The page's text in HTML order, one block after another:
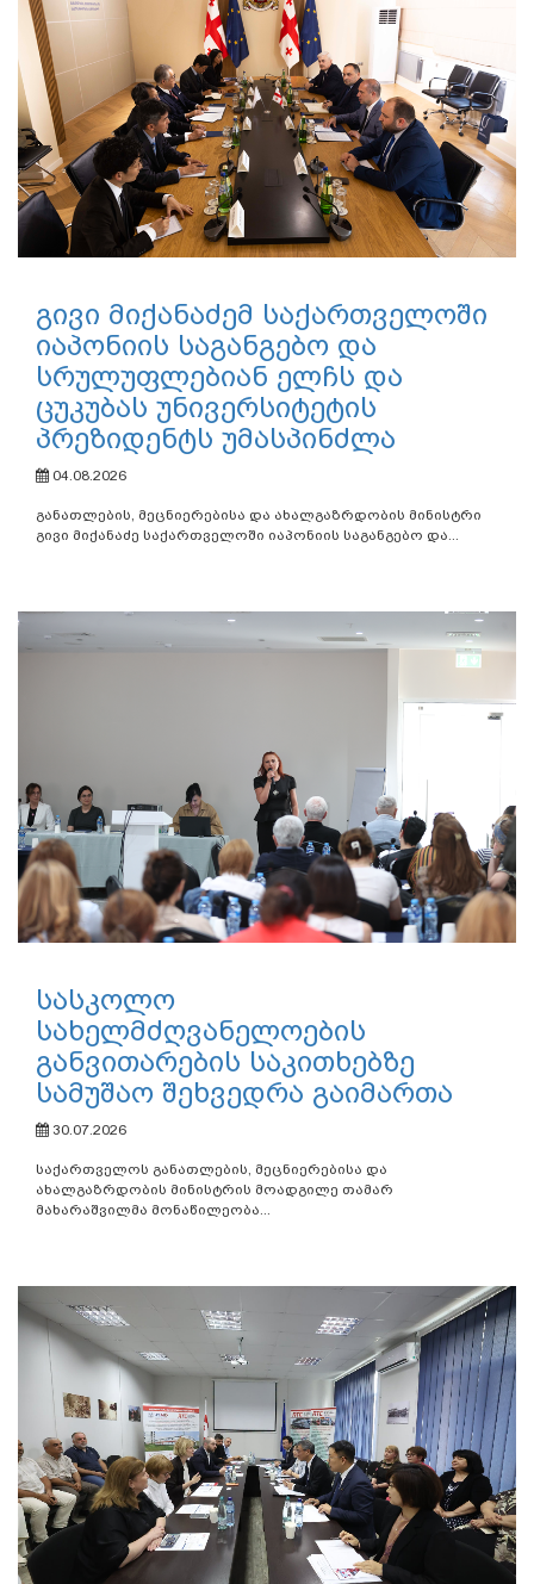
გივი მიქანაძემ საქართველოში
იაპონიის საგანგებო და
სრულუფლებიან ელჩს და
ცუკუბას უნივერსიტეტის
პრეზიდენტს უმასპინძლა
04.08.2026
განათლების, მეცნიერებისა და ახალგაზრდობის მინისტრი
გივი მიქანაძე საქართველოში იაპონიის საგანგებო და...
სასკოლო
სახელმძღვანელოების
განვითარების საკითხებზე
სამუშაო შეხვედრა გაიმართა
30.07.2026
საქართველოს განათლების, მეცნიერებისა და
ახალგაზრდობის მინისტრის მოადგილე თამარ
მახარაშვილმა მონაწილეობა...